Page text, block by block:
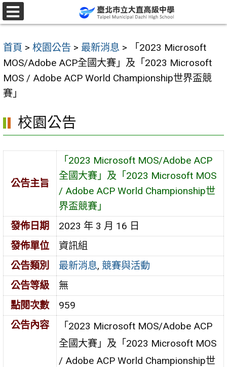
跳
至
要
內
容
區
首頁 > 校園公告 > 最新消息 >
「2023 Microsoft
MOS/Adobe ACP全國大賽」及「2023 Microsoft
MOS / Adobe ACP World Championship世界盃競
賽」
校園公告
公告主旨
「2023 Microsoft MOS/Adobe ACP
全國大賽」及「2023 Microsoft MOS
/ Adobe ACP World Championship世
界盃競賽」
發佈日期
2023 年 3 月 16 日
發佈單位
資訊組
公告類別
最新消息, 競賽與活動
公告等級
無
點閱次數
959
公告內容
「2023 Microsoft MOS/Adobe ACP
全國大賽」及「2023 Microsoft MOS
/ Adobe ACP World Championship世
選
單